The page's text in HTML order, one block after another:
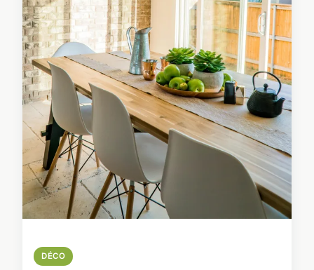
DÉCO